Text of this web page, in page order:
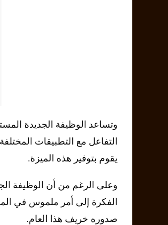
وتساعد الوظيفة الجديدة
التفاعل مع التطبيقات
يقوم بتوفير هذه الميزة.
وعلى الرغم من أن الوظيفة
صدوره خريف هذا العام.